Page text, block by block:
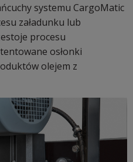
systemu CargoMatic
załadunku lub
procesu
osłonki
olejem z